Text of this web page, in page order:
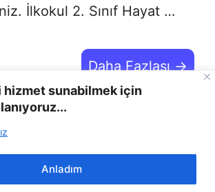
hizmet sunabilmek için
Anladım
İlkokul 2. Sınıf Hayat …
Daha Fazlası →
© -
-Gizlilik Politikası-Çerez Politikası